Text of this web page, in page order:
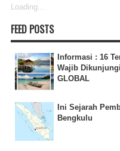
Loading...
FEED POSTS
Informasi : 16
Wajib
GLOBAL
Ini Sejarah
Bengkulu